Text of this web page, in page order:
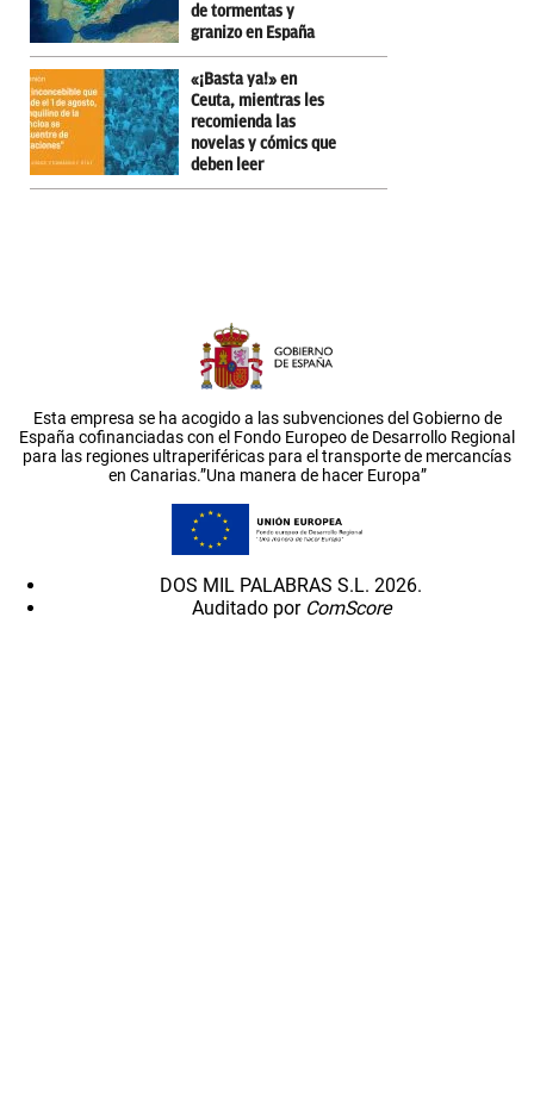
de tormentas y
granizo en España
«¡Basta ya!» en
Ceuta, mientras les
recomienda las
novelas y cómics que
deben leer
Esta empresa se ha acogido a las subvenciones del Gobierno de
España cofinanciadas con el Fondo Europeo de Desarrollo Regional
para las regiones ultraperiféricas para el transporte de mercancías
en Canarias.”Una manera de hacer Europa”
DOS MIL PALABRAS S.L. 2026.
Auditado por ComScore